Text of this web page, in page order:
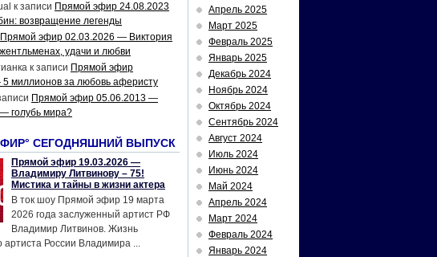
к записи Прямой эфир 24.08.2023
возвращение легенды
Прямой эфир 02.03.2026 — Виктория
удачи и любви
к записи Прямой эфир
миллионов за любовь аферисту
Прямой эфир 05.06.2013 —
голубь мира?
СЕГОДНЯШНИЙ ВЫПУСК
Прямой эфир 19.03.2026 —
Владимиру Литвинову – 75!
Мистика и тайны в жизни актера
В ток шоу Прямой эфир 19 марта
2026 года заслуженный артист РФ
Владимир Литвинов. Жизнь
артиста России Владимира ...
Апрель 2025
Март 2025
Февраль 2025
Январь 2025
Декабрь 2024
Ноябрь 2024
Октябрь 2024
Сентябрь 2024
Август 2024
Июль 2024
Июнь 2024
Май 2024
Апрель 2024
Март 2024
Февраль 2024
Январь 2024